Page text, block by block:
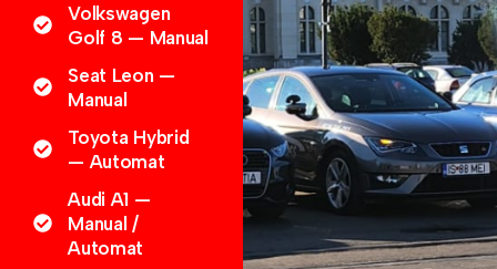
Volkswagen
Golf 8 — Manual
Seat Leon —
Manual
Toyota Hybrid
— Automat
Audi A1 —
Manual /
Automat